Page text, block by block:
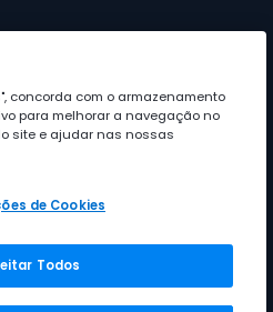
Visma
concorda com o armazenamento
para melhorar a navegação no
site e ajudar nas nossas
de Cookies
Todos